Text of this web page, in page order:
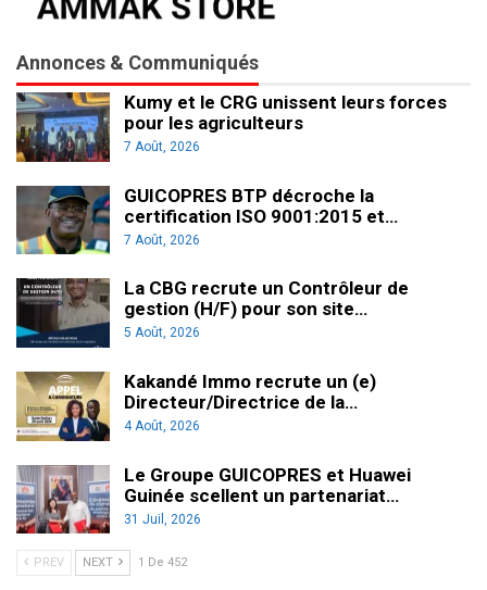
Annonces & Communiqués
Kumy et le CRG unissent leurs forces
pour les agriculteurs
7 Août, 2026
GUICOPRES BTP décroche la
certification ISO 9001:2015 et…
7 Août, 2026
La CBG recrute un Contrôleur de
gestion (H/F) pour son site…
5 Août, 2026
Kakandé Immo recrute un (e)
Directeur/Directrice de la…
4 Août, 2026
Le Groupe GUICOPRES et Huawei
Guinée scellent un partenariat…
31 Juil, 2026
PREV NEXT 1 De 452